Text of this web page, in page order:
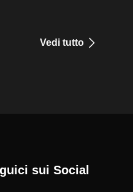
Vedi tutto
sui Social